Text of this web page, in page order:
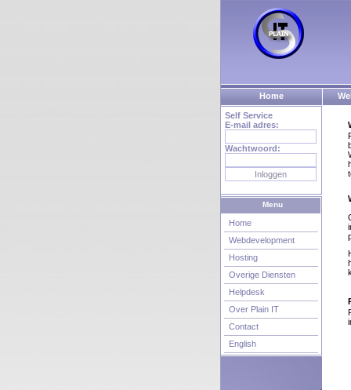
Home
Self Service
E-mail adres:
Wachtwoord:
Menu
Home
Webdevelopment
Hosting
Overige Diensten
Helpdesk
Over Plain IT
Contact
English